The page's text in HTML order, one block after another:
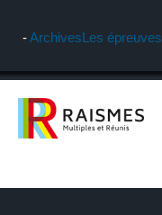
-ArchivesLes épreuves